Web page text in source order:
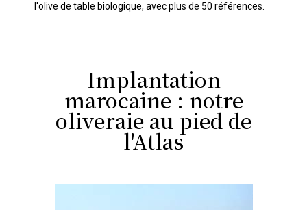
l'olive de table biologique, avec plus de 50 références.
Implantation
marocaine : notre
oliveraie au pied de
l'Atlas